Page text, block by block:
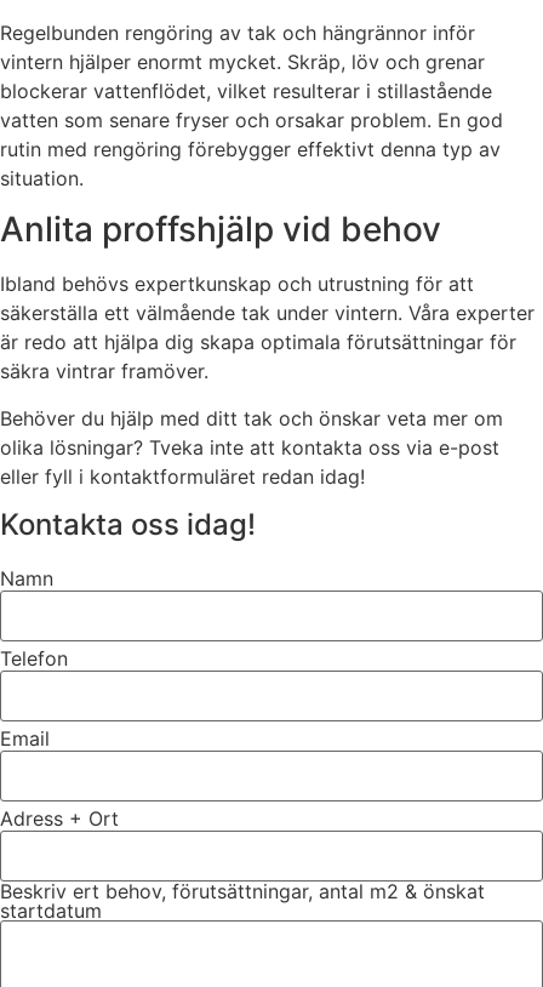
Regelbunden rengöring av tak och hängrännor inför
vintern hjälper enormt mycket. Skräp, löv och grenar
blockerar vattenflödet, vilket resulterar i stillastående
vatten som senare fryser och orsakar problem. En god
rutin med rengöring förebygger effektivt denna typ av
situation.
Anlita proffshjälp vid behov
Ibland behövs expertkunskap och utrustning för att
säkerställa ett välmående tak under vintern. Våra experter
är redo att hjälpa dig skapa optimala förutsättningar för
säkra vintrar framöver.
Behöver du hjälp med ditt tak och önskar veta mer om
olika lösningar? Tveka inte att kontakta oss via e-post
eller fyll i kontaktformuläret redan idag!
Kontakta oss idag!
Namn
Telefon
Email
Adress + Ort
Beskriv ert behov, förutsättningar, antal m2 & önskat
startdatum